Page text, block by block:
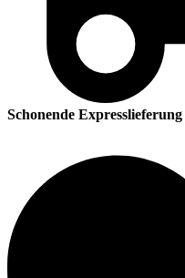
Schonende Expresslieferung